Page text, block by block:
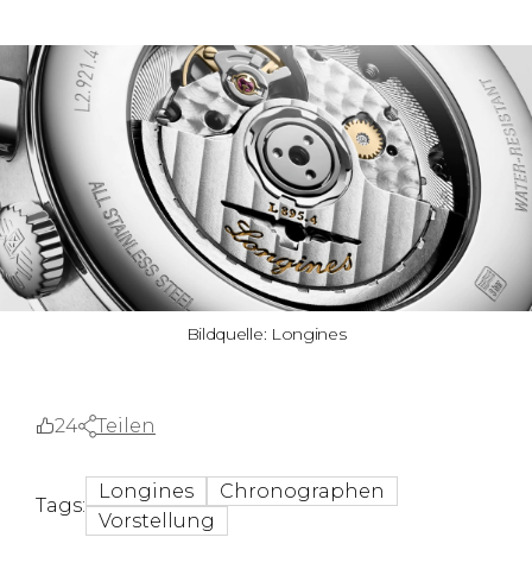
Bildquelle: Longines
24 Teilen
Tags:
Longines
Chronographen
Vorstellung